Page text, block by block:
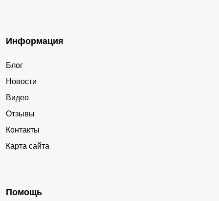
Информация
Блог
Новости
Видео
Отзывы
Контакты
Карта сайта
Помощь